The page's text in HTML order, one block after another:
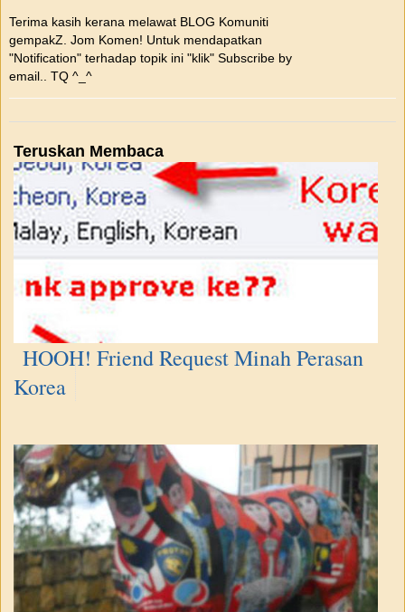
Terima kasih kerana melawat BLOG Komuniti
gempakZ. Jom Komen! Untuk mendapatkan
"Notification" terhadap topik ini "klik" Subscribe by
email.. TQ ^_^
Teruskan Membaca
HOOH! Friend Request Minah Perasan
Korea